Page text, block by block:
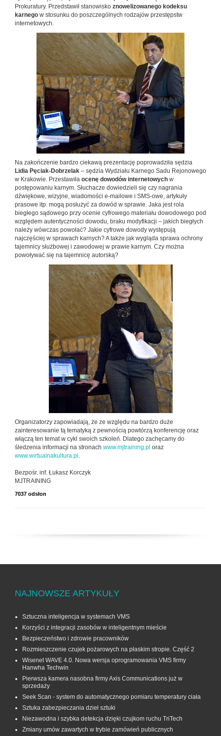
Prokuratury. Przedstawił stanowisko znowelizowanego kodeksu
karnego w stosunku do poszczególnych rodzajów przestępstw
internetowych.
Na zakończenie bardzo ciekawą prezentację poprowadziła sędzia
Lidia Pęciak-Dobrzelak – sędzia Wydziału Karnego Sadu Rejonowego
w Krakowie. Przestawiła ocenę dowodów internetowych w
postępowaniu karnym. Słuchacze dowiedzieli się czy nagrania
dźwiękowe, wizyjne, wiadomości e-mailowe i SMS-owe, artykuły
prasowe itp. mogą posłużyć za dowód w sprawie. Jaka jest rola
biegłego sądowego przy ocenie cyfrowego materiału dowodowego pod
względem autentyczności dowodu, braku modyfikacji – jakich biegłych
należy wówczas powołać? Jakie cyfrowe dowody występują
najczęściej w sprawach karnych? A także jak wygląda sprawa ochrony
tajemnicy służbowej i zawodowej w prawie karnym. Czy można
powoływać się na tajemnicę autorską?
Organizatorzy zapowiadają, że ze względu na bardzo duże
zainteresowanie tą tematyką z pewnością powtórzą konferencję oraz
włączą ten temat w cykl swoich szkoleń. Dlatego zachęcamy do
śledzenia informacji na stronach www.mjtraining.pl oraz
www.wirtualnakultura.pl .
Bezpośr. inf. Łukasz Korczyk
MJTRAINING
7037 odsłon
NAJNOWSZE ARTYKUŁY
Sztuczna inteligencja w systemach VMS
Korzyści z integracji zasobów w inteligentnym mieście
Bezpieczeństwo i zdrowie pracowników
Rozmieszczenie czujek pożarowych na płaskim stropie. Część 2
Wisenet WAVE 4.0. Nowa wersja oprogramowania VMS firmy
Hanwha Techwin
Pierwsza kamera nasobna firmy Axis Communications już w
sprzedaży
Seek Scan - system do automatycznego pomiaru temperatury ciała
Sztuka zabezpieczania dzieł sztuki
Niezawodna i szybka detekcja dzięki czujkom ruchu TriTech
Zmiany umów zawartych w trybie zamówień publicznych